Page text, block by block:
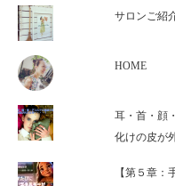
サロンご紹
HOME
耳・首・顔
化けの皮が
【第５章：